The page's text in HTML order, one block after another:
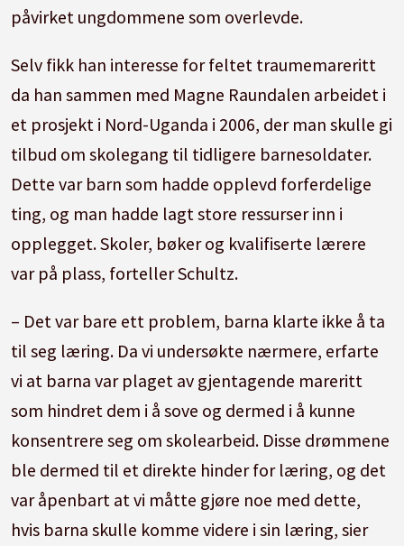
påvirket ungdommene som overlevde.
Selv fikk han interesse for feltet traumemareritt
da han sammen med Magne Raundalen arbeidet i
et prosjekt i Nord-Uganda i 2006, der man skulle gi
tilbud om skolegang til tidligere barnesoldater.
Dette var barn som hadde opplevd forferdelige
ting, og man hadde lagt store ressurser inn i
opplegget. Skoler, bøker og kvalifiserte lærere
var på plass, forteller Schultz.
– Det var bare ett problem, barna klarte ikke å ta
til seg læring. Da vi undersøkte nærmere, erfarte
vi at barna var plaget av gjentagende mareritt
som hindret dem i å sove og dermed i å kunne
konsentrere seg om skolearbeid. Disse drømmene
ble dermed til et direkte hinder for læring, og det
var åpenbart at vi måtte gjøre noe med dette,
hvis barna skulle komme videre i sin læring, sier